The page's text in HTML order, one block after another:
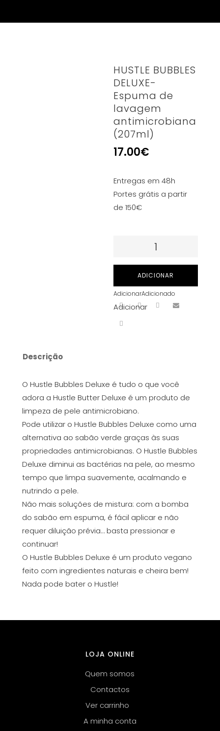
HUSTLE BUBBLES
DELUXE-
Espuma de
lavagem
antimicrobiana
(207ml)
17.00€
Entregas em 48h
Portes grátis a partir
de 150€
Quantidade
DELUXE-
Espuma
de
ADICIONAR
AdicionarAdicionado
Adicionar
Descrição
O Hustle Bubbles Deluxe é tudo o que você
adora a Hustle Butter Deluxe é um produto de
limpeza de pele antimicrobiano.
Pode utilizar o Hustle Bubbles Deluxe como uma
alternativa ao sabão verde graças às suas
propriedades antimicrobianas. O Hustle Bubbles
Deluxe diminui as bactérias na pele, ao mesmo
tempo que limpa suavemente, acalmando e
nutrindo a pele.
Não mais soluções de mistura: com a bomba
do sabão em espuma, é fácil aplicar e não
requer diluição prévia… basta pressionar e
continuar!
O Hustle Bubbles Deluxe é um produto vegano
feito com ingredientes naturais e cheira bem!
Nada pode bater o Hustle!
LOJA ONLINE
Quem somos
Contactos
Ver carrinho
A minha conta